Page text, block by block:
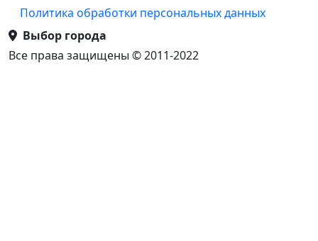
Политика обработки персональных данных
Выбор города
Все права защищены © 2011-2022